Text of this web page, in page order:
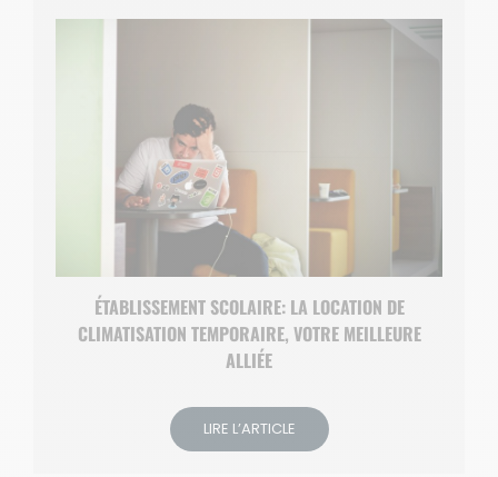
ÉTABLISSEMENT SCOLAIRE: LA LOCATION DE
CLIMATISATION TEMPORAIRE, VOTRE MEILLEURE
ALLIÉE
LIRE L’ARTICLE